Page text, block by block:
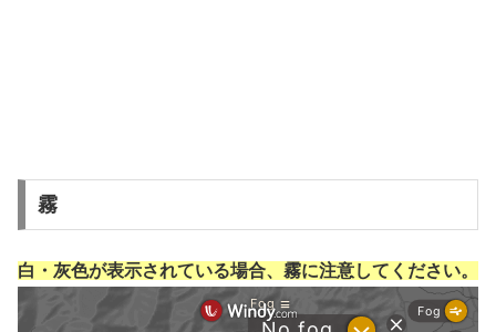
霧
白・灰色が表示されている場合、霧に注意してください。